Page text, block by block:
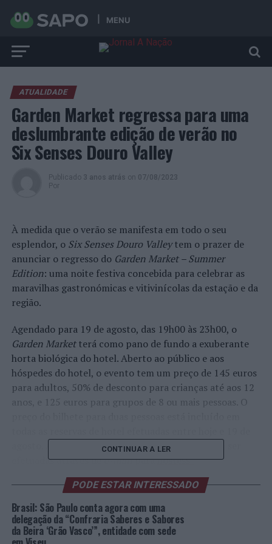
MENU
ATUALIDADE
Garden Market regressa para uma
deslumbrante edição de verão no
Six Senses Douro Valley
Publicado 3 anos atrás on 07/08/2023
Por
À medida que o verão se manifesta em todo o seu
esplendor, o Six Senses Douro Valleytem o prazer de
anunciar o regresso do Garden Market – Summer
Edition: uma noite festiva concebida para celebrar as
maravilhas gastronómicas e vitivinícolas da estação e da
região.
Agendado para 19 de agosto, das 19h00 às 23h00, o
Garden Marketterá como pano de fundo a exuberante
horta biológica do hotel. Aberto ao público e aos
hóspedes do hotel, o evento tem um preço de 145 euros
para adultos, 50% de desconto para crianças até aos 12
anos, e 125 euros para grupos de 8 ou mais pessoas. O
agosto. As reservas para oGarden Market
efetuadas através dee-mailparahostess-
dourovalley@sixsenses.com. As reservas de quartos
podem ser efetuadasonline em
https://www.sixsenses.com/pt/resorts/douro-valley/
A celebração deste ano promete uma viagem
CONTINUAR A LER
PODE ESTAR INTERESSADO
Brasil: São Paulo conta agora com uma
delegação da “Confraria Saberes e Sabores
da Beira ‘Grão Vasco’”, entidade com sede